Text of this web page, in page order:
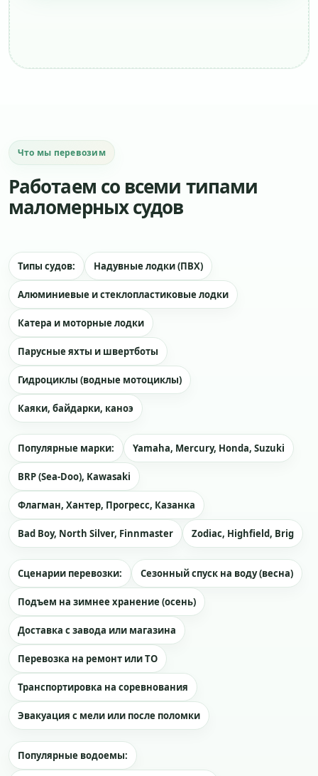
Что мы перевозим
Работаем со всеми типами
маломерных судов
Типы судов: Надувные лодки (ПВХ)
Алюминиевые и стеклопластиковые лодки
Катера и моторные лодки
Парусные яхты и швертботы
Гидроциклы (водные мотоциклы)
Каяки, байдарки, каноэ
Популярные марки: Yamaha, Mercury, Honda, Suzuki
BRP (Sea-Doo), Kawasaki
Флагман, Хантер, Прогресс, Казанка
Bad Boy, North Silver, Finnmaster Zodiac, Highfield, Brig
Сценарии перевозки: Сезонный спуск на воду (весна)
Подъем на зимнее хранение (осень)
Доставка с завода или магазина
Перевозка на ремонт или ТО
Транспортировка на соревнования
Эвакуация с мели или после поломки
Популярные водоемы: